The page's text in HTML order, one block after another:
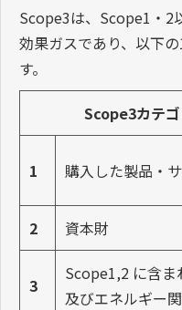
Scope3は、Scope1・2
効果ガスであり、以下
す。
Scope3カテゴ
1 購入した製品・
2 資本財
3
Scope1,2 に含ま
及びエネルギー